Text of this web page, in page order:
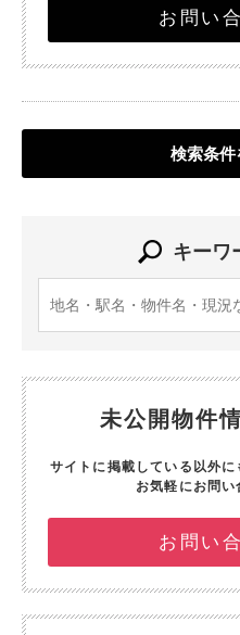
お問い
検索条件
キーワ
未公開物件
サイトに掲載している以外に
お気軽にお問い
お問い